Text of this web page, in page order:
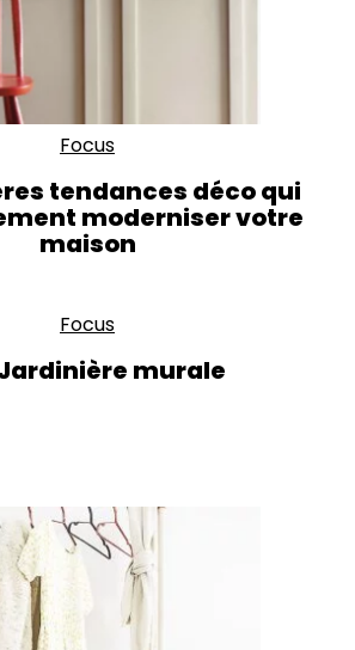
Focus
tendances déco qui
moderniser votre
maison
Focus
murale